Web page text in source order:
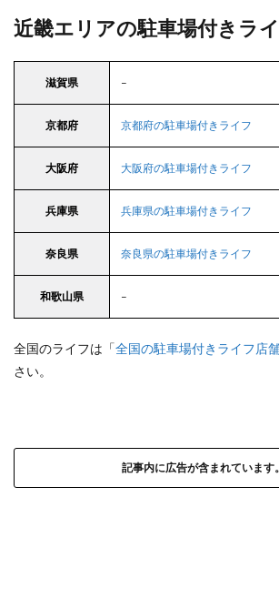
近畿エリアの駐車場付きラ
滋賀県 –
京都府 京都府の駐車場付きライフ
大阪府 大阪府の駐車場付きライフ
兵庫県 兵庫県の駐車場付きライフ
奈良県 奈良県の駐車場付きライフ
和歌山県 –
全国のライフは「全国の駐車場付きライフ店
さい。
記事内に広告が含まれています。